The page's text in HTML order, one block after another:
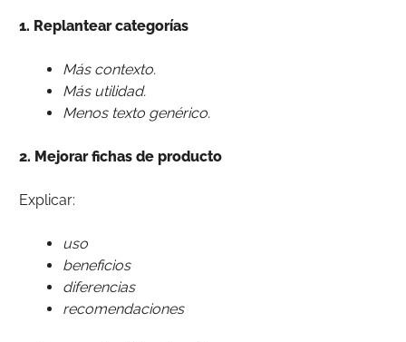
1. Replantear categorías
Más contexto.
Más utilidad.
Menos texto genérico.
2. Mejorar fichas de producto
Explicar:
uso
beneficios
diferencias
recomendaciones